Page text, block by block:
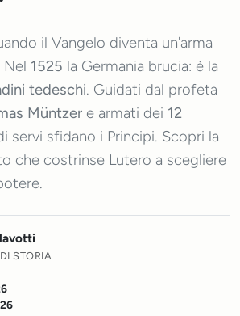
il Vangelo diventa un'arma
1525 la Germania brucia: è la
tedeschi. Guidati dal profeta
Müntzer e armati dei 12
servi sfidano i Principi. Scopri la
che costrinse Lutero a scegliere
STORIA